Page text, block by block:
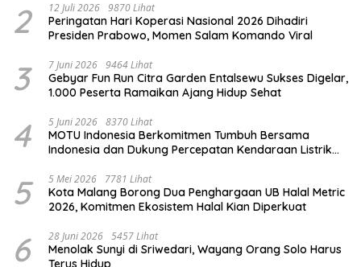
2 12 Juli 2026 9870 Lihat
Peringatan Hari Koperasi Nasional 2026 Dihadiri
Presiden Prabowo, Momen Salam Komando Viral
3 7 Juni 2026 9464 Lihat
Gebyar Fun Run Citra Garden Entalsewu Sukses Digelar,
1.000 Peserta Ramaikan Ajang Hidup Sehat
4 5 Juni 2026 8370 Lihat
MOTU Indonesia Berkomitmen Tumbuh Bersama
Indonesia dan Dukung Percepatan Kendaraan Listrik
5 5 Mei 2026 7781 Lihat
Kota Malang Borong Dua Penghargaan UB Halal Metric
2026, Komitmen Ekosistem Halal Kian Diperkuat
6 28 Juni 2026 5457 Lihat
Menolak Sunyi di Sriwedari, Wayang Orang Solo Harus
Terus Hidup